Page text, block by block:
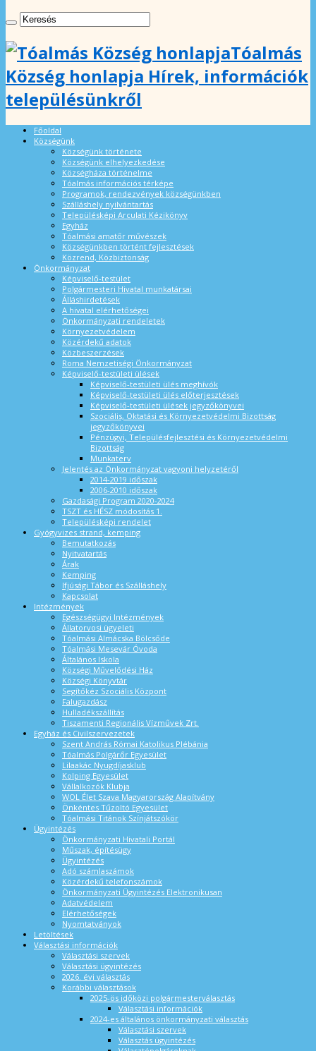
Tóalmás
Község honlapja Hírek, információk
településünkről
Főoldal
Községünk
Községünk története
Községünk elhelyezkedése
Községháza történelme
Tóalmás információs térképe
Programok, rendezvények községünkben
Szálláshely nyilvántartás
Településképi Arculati Kézikönyv
Egyház
Tóalmási amatőr művészek
Községünkben történt fejlesztések
Közrend, Közbiztonság
Önkormányzat
Képviselő-testület
Polgármesteri Hivatal munkatársai
Álláshirdetések
A hivatal elérhetőségei
Önkormányzati rendeletek
Környezetvédelem
Közérdekű adatok
Közbeszerzések
Roma Nemzetiségi Önkormányzat
Képviselő-testületi ülések
Képviselő-testületi ülés meghívók
Képviselő-testületi ülés előterjesztések
Képviselő-testületi ülések jegyzőkönyvei
Szociális, Oktatási és Környezetvédelmi Bizottság
jegyzőkönyvei
Pénzügyi, Településfejlesztési és Környezetvédelmi
Bizottság
Munkaterv
Jelentés az Önkormányzat vagyoni helyzetéről
2014-2019 időszak
2006-2010 időszak
Gazdasági Program 2020-2024
TSZT és HÉSZ módosítás 1.
Településképi rendelet
Gyógyvizes strand, kemping
Bemutatkozás
Nyitvatartás
Árak
Kemping
Ifjúsági Tábor és Szálláshely
Kapcsolat
Intézmények
Egészségügyi Intézmények
Állatorvosi ügyeleti
Tóalmási Almácska Bölcsőde
Tóalmási Mesevár Óvoda
Általános Iskola
Községi Művelődési Ház
Községi Könyvtár
Segítőkéz Szociális Központ
Falugazdász
Hulladékszállítás
Tiszamenti Regionális Vízművek Zrt.
Egyház és Civilszervezetek
Szent András Római Katolikus Plébánia
Tóalmás Polgárőr Egyesület
Lilaakác Nyugdíjasklub
Kolping Egyesület
Vállalkozók Klubja
WOL Élet Szava Magyarország Alapítvány
Önkéntes Tűzoltó Egyesület
Tóalmási Titánok Színjátszókör
Ügyintézés
Önkormányzati Hivatali Portál
Műszak, építésügy
Ügyintézés
Adó számlaszámok
Közérdekű telefonszámok
Önkormányzati Ügyintézés Elektronikusan
Adatvédelem
Elérhetőségek
Nyomtatványok
Letöltések
Választási információk
Választási szervek
Választási ügyintézés
2026. évi választás
Korábbi választások
2025-ös időközi polgármesterválasztás
Választási információk
2024-es általános önkormányzati választás
Választási szervek
Választás ügyintézés